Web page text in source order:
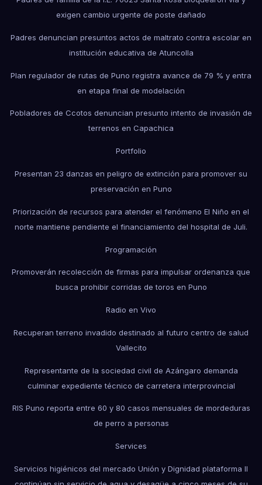
exigen cambio urgente de poste dañado
Padres denuncian presuntos actos de maltrato contra escolar en
institución educativa de Atuncolla
Plan regulador de rutas de Puno registra avance de 79 % y entra
en etapa final de modelación
Pobladores de Ccotos denuncian presunto intento de invasión de
terrenos en Capachica
Portfolio
Presentan 23 danzas en peligro de extinción para promover su
preservación en Puno
Priorización de recursos para atender el fenómeno El Niño en el
norte mantiene pendiente el financiamiento del hospital de Juli.
Programación
Promoverán recolección de firmas para impulsar ordenanza que
busca prohibir corridas de toros en Puno
Radio en Vivo
Recuperan terreno invadido destinado al futuro centro de salud
Vallecito
Representante de la sociedad civil de Azángaro demanda
culminar expediente técnico de carretera interprovincial
RIS Puno reporta entre 60 y 80 casos mensuales de mordeduras
de perro a personas
Services
Servicios higiénicos del mercado Unión y Dignidad plataforma II